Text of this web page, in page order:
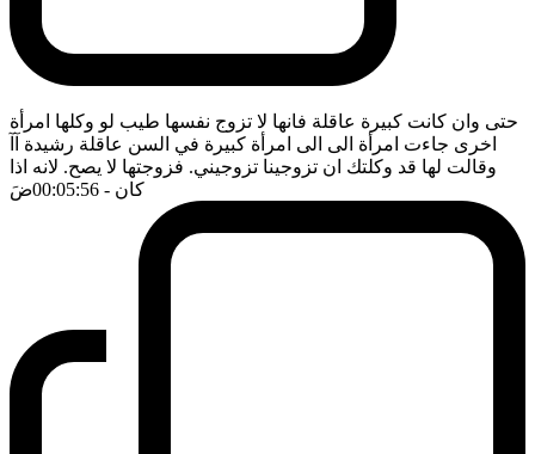
حتى وان كانت كبيرة عاقلة فانها لا تزوج نفسها طيب لو وكلها امرأة
اخرى جاءت امرأة الى الى امرأة كبيرة في السن عاقلة رشيدة آآ
وقالت لها قد وكلتك ان تزوجينا تزوجيني. فزوجتها لا يصح. لانه اذا
كان - 00:05:56 ضَ